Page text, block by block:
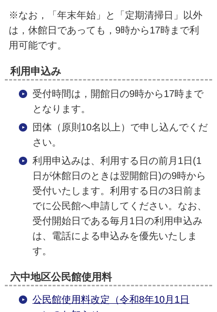
※なお，「年末年始」と「定期清掃日」以外
は，休館日であっても，9時から17時まで利
用可能です。
利用申込み
受付時間は，開館日の9時から17時まで
となります。
団体（原則10名以上）で申し込んでくだ
さい。
利用申込みは、利用する日の前月1日(1
日が休館日のときは翌開館日)の9時から
受付いたします。利用する日の3日前ま
でに公民館へ申請してください。なお、
受付開始日である毎月1日の利用申込み
は、電話による申込みを優先いたしま
す。
六中地区公民館使用料
公民館使用料改定（令和8年10月1日